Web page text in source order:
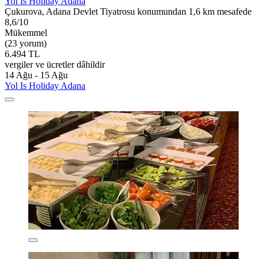
Çukurova, Adana Devlet Tiyatrosu konumundan 1,6 km mesafede
8,6/10
Mükemmel
(23 yorum)
6.494 TL
vergiler ve ücretler dâhildir
14 Ağu - 15 Ağu
Yol Is Holiday Adana